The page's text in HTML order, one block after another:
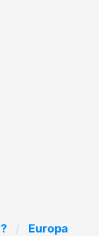
Europa